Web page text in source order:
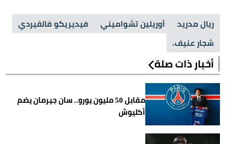
ريال مدريد أوريلين تشواميني
فيديريكو فالفيردي
شجار عنيف.
أخبار ذات صلة
مقابل 50 مليون يورو.. سان جيرمان يضم
أكليوش